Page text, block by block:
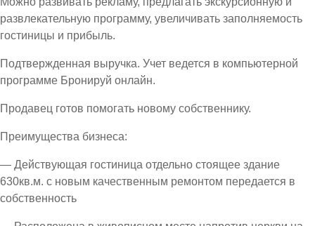
развлекательную программу, увеличивать заполняемость
гостиницы и прибыль.
Подтвержденная выручка. Учет ведется в компьютерной
программе Бронируй онлайн.
Продавец готов помогать новому собственнику.
Преимущества бизнеса:
— Действующая гостиница отдельно стоящее здание
630кв.м. с новым качественным ремонтом передается в
собственность